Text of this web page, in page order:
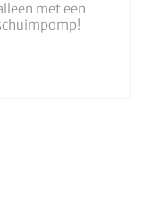
met een